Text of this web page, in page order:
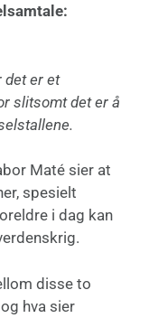
det er et
slitsomt det er å
Maté sier at
spesielt
i dag kan
disse to
hva sier